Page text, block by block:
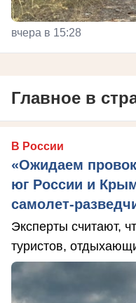
вчера в 15:28
Главное в
В России
«Ожидаем
юг России и
самолет-
Эксперты считают,
туристов,